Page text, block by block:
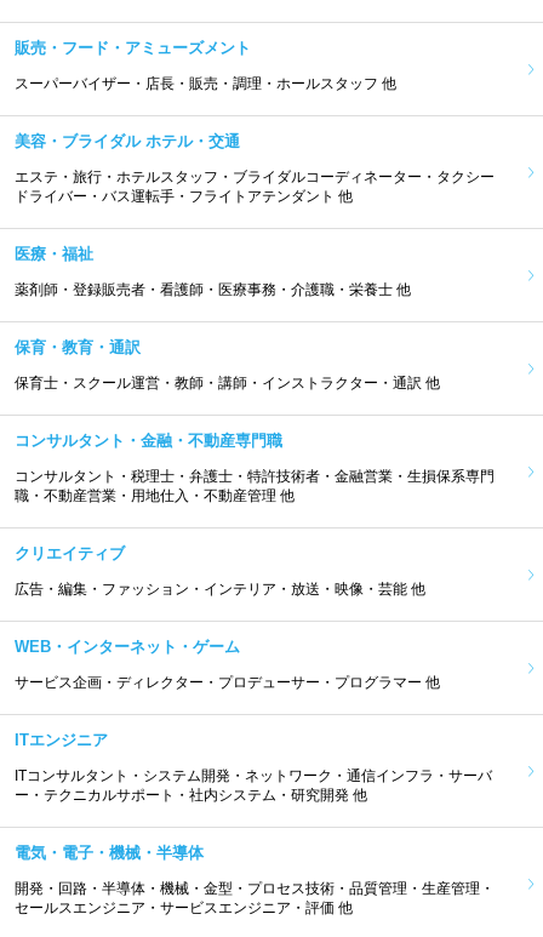
販売・フード・アミューズメント
スーパーバイザー・店長・販売・調理・ホールスタッフ 他
美容・ブライダル ホテル・交通
エステ・旅行・ホテルスタッフ・ブライダルコーディネーター・タクシー
ドライバー・バス運転手・フライトアテンダント 他
医療・福祉
薬剤師・登録販売者・看護師・医療事務・介護職・栄養士 他
保育・教育・通訳
保育士・スクール運営・教師・講師・インストラクター・通訳 他
コンサルタント・金融・不動産専門職
コンサルタント・税理士・弁護士・特許技術者・金融営業・生損保系専門
職・不動産営業・用地仕入・不動産管理 他
クリエイティブ
広告・編集・ファッション・インテリア・放送・映像・芸能 他
WEB・インターネット・ゲーム
サービス企画・ディレクター・プロデューサー・プログラマー 他
ITエンジニア
ITコンサルタント・システム開発・ネットワーク・通信インフラ・サーバ
ー・テクニカルサポート・社内システム・研究開発 他
電気・電子・機械・半導体
開発・回路・半導体・機械・金型・プロセス技術・品質管理・生産管理・
セールスエンジニア・サービスエンジニア・評価 他